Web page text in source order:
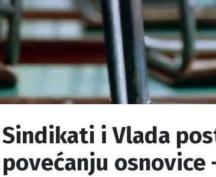
Sindikati i Vlada
povećanju osnovice